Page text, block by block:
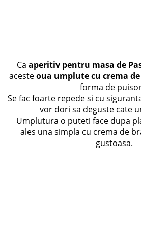
Ca aperitiv pentru masa de
acesteoua umplute cu crema
forma de
Se fac foarte repede si cu
vor dori sa deguste cate
Umplutura o puteti face dupa
ales una simpla cu crema de
gustoasa.